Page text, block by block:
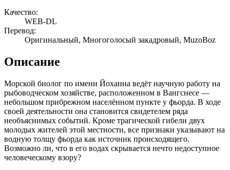
Качество:
WEB-DL
Перевод:
Оригинальный, Многоголосый закадровый, MuzoBoz
Описание
Морской биолог по имени Йоханна ведёт научную работу на
рыбоводческом хозяйстве, расположенном в Вангснесе —
небольшом прибрежном населённом пункте у фьорда. В ходе
своей деятельности она становится свидетелем ряда
необъяснимых событий. Кроме трагической гибели двух
молодых жителей этой местности, все признаки указывают на
водную толщу фьорда как источник происходящего.
Возможно ли, что в его водах скрывается нечто недоступное
человеческому взору?